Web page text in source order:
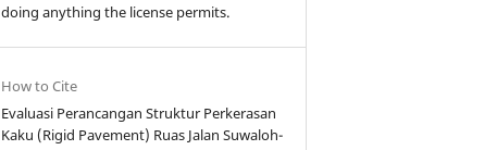
doing anything the license permits.
How to Cite
Evaluasi Perancangan Struktur Perkerasan
Kaku (Rigid Pavement) Ruas Jalan Suwaloh-